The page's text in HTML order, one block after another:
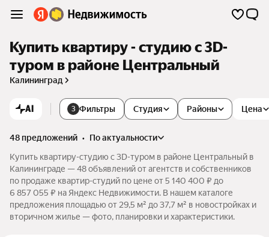
Купить квартиру - студию c 3D-
туром в районе Центральный
Калининград
AI 3 Фильтры Студия Цена
Районы
48 предложений •
по актуальности
Купить квартиру-студию c 3D-туром в районе Центральный в
Калининграде — 48 объявлений от агентств и собственников
по продаже квартир-студий по цене от 5 140 400 ₽ до
6 857 055 ₽ на Яндекс Недвижимости. В нашем каталоге
предложения площадью от 29,5 м² до 37,7 м² в новостройках и
вторичном жилье — фото, планировки и характеристики.